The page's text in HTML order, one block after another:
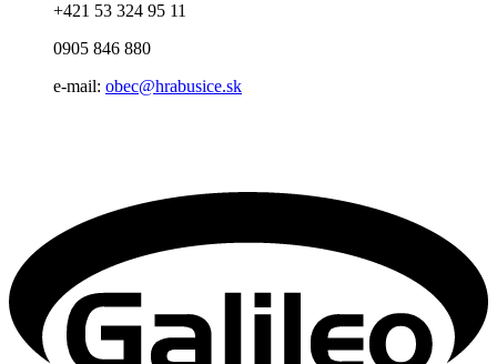
+421 53 324 95 11
0905 846 880
e-mail: obec@hrabusice.sk